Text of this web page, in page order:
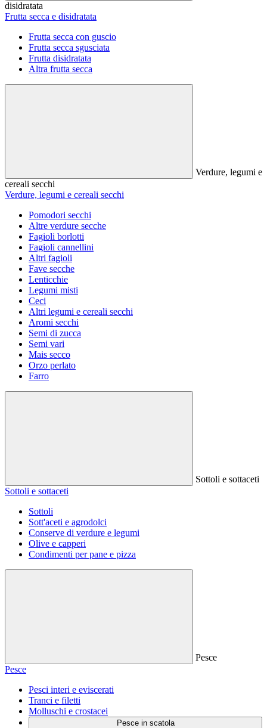
disidratata
Frutta secca e disidratata
Frutta secca con guscio
Frutta secca sgusciata
Frutta disidratata
Altra frutta secca
Verdure, legumi e
cereali secchi
Verdure, legumi e cereali secchi
Pomodori secchi
Altre verdure secche
Fagioli borlotti
Fagioli cannellini
Altri fagioli
Fave secche
Lenticchie
Legumi misti
Ceci
Altri legumi e cereali secchi
Aromi secchi
Semi di zucca
Semi vari
Mais secco
Orzo perlato
Farro
Sottoli e sottaceti
Sottoli e sottaceti
Sottoli
Sott'aceti e agrodolci
Conserve di verdure e legumi
Olive e capperi
Condimenti per pane e pizza
Pesce
Pesce
Pesci interi e eviscerati
Tranci e filetti
Molluschi e crostacei
Pesce in scatola